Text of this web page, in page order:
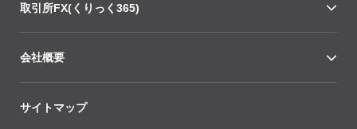
取引所FX(くりっく365)
会社概要
サイトマップ